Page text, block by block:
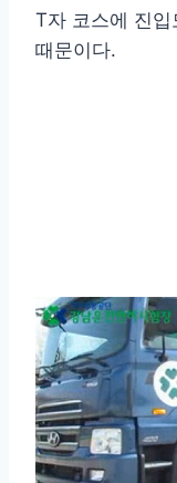
T자 코스에 진입
때문이다.